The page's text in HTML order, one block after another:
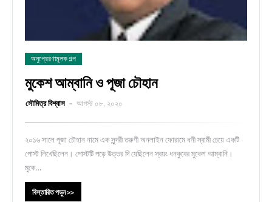
অনুপ্রেরণামূলক গল্প
মুকেশ আম্বানি ও পূজা চৌহান
সৌমিত্র বিশ্বাস আগস্ট ০৮, ২০২০
২০১৬ সালে পূজা চৌহান নামে এক সুন্দরী তরুণী অনলাইন ফোরামে ধনী স্বামী চেয়ে একটি
পোস্ট লিখেছিলেন। পোস্টটি পড়ে উত্তর দি য়েছিলেন স্বয়ং ধনকুবের মুকেশ আম্বানি।
মুকে…
বিস্তারিত পড়ুন >>